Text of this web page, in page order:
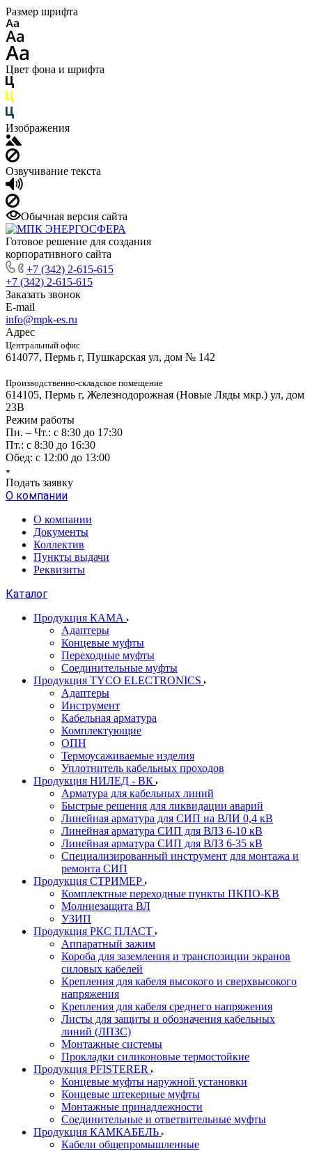
Размер шрифта
Цвет фона и шрифта
Изображения
Озвучивание текста
Обычная версия сайта
Готовое решение для создания
корпоративного сайта
+7 (342) 2-615-615
+7 (342) 2-615-615
Заказать звонок
E-mail
info@mpk-es.ru
Адрес
Центральный офис
614077, Пермь г, Пушкарская ул, дом № 142
Производственно-складское помещение
614105, Пермь г, Железнодорожная (Новые Ляды мкр.) ул, дом
23В
Режим работы
Пн. – Чт.: с 8:30 до 17:30
Пт.: с 8:30 до 16:30
Обед: с 12:00 до 13:00
Подать заявку
О компании
О компании
Документы
Коллектив
Пункты выдачи
Реквизиты
Каталог
Продукция КАМА
Адаптеры
Концевые муфты
Переходные муфты
Соединительные муфты
Продукция TYCO ELECTRONICS
Адаптеры
Инструмент
Кабельная арматура
Комплектующие
ОПН
Термоусаживаемые изделия
Уплотнитель кабельных проходов
Продукция НИЛЕД - ВК
Арматура для кабельных линий
Быстрые решения для ликвидации аварий
Линейная арматура для СИП на ВЛИ 0,4 кВ
Линейная арматура СИП для ВЛЗ 6-10 кВ
Линейная арматура СИП для ВЛЗ 6-35 кВ
Специализированный инструмент для монтажа и
ремонта СИП
Продукция СТРИМЕР
Комплектные переходные пункты ПКПО-КВ
Молниезащита ВЛ
УЗИП
Продукция РКС ПЛАСТ
Аппаратный зажим
Короба для заземления и транспозиции экранов
силовых кабелей
Крепления для кабеля высокого и сверхвысокого
напряжения
Крепления для кабеля среднего напряжения
Листы для защиты и обозначения кабельных
линий (ЛПЗС)
Монтажные системы
Прокладки силиконовые термостойкие
Продукция PFISTERER
Концевые муфты наружной установки
Концевые штекерные муфты
Монтажные принадлежности
Соединительные и ответвительные муфты
Продукция КАМКАБЕЛЬ
Кабели общепромышленные